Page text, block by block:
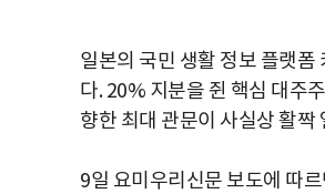
일본의 국민 생활 정보 플랫
다. 20% 지분을 쥔 핵심 대주
향한 최대 관문이 사실상 활짝
9일 요미우리신문 보도에 따